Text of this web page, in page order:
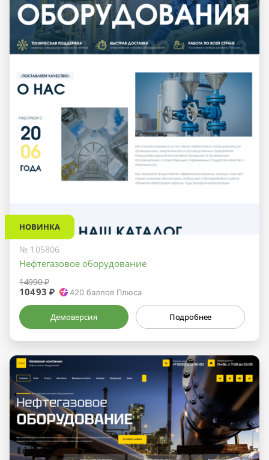
НОВИНКА
№ 105806
Нефтегазовое оборудование
14990 ₽
10493 ₽ 420 баллов Плюса
Демоверсия Подробнее